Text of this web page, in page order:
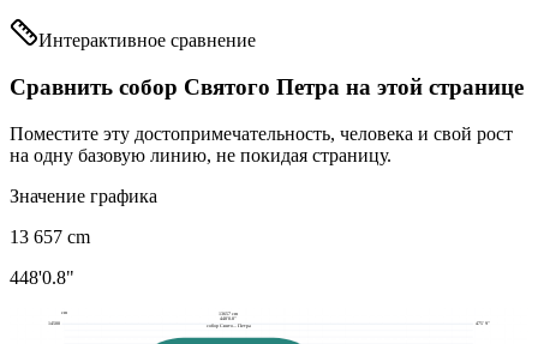
Интерактивное сравнение
Сравнить собор Святого Петра на этой странице
Поместите эту достопримечательность, человека и свой рост
на одну базовую линию, не покидая страницу.
Значение графика
13 657 cm
448'0.8"
14500 475' 9"
13657 cm
448'0.8"
собор Свято... Петра
cm